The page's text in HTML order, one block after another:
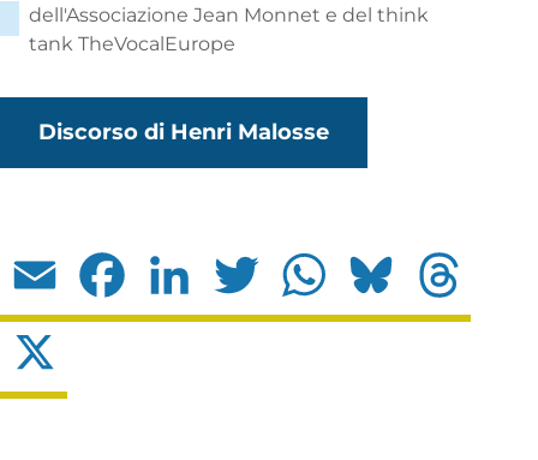
dell'Associazione Jean Monnet e del think
tank TheVocalEurope
Discorso di Henri Malosse
Email Facebook LinkedIn Twitter WhatsApp Bluesky